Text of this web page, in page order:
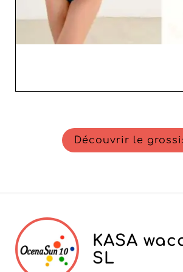
Découvrir le
KASA
SL